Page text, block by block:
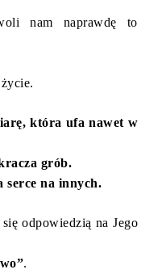
nam naprawdę to
która ufa nawet w
grób.
serce na innych.
odpowiedzią na Jego
.